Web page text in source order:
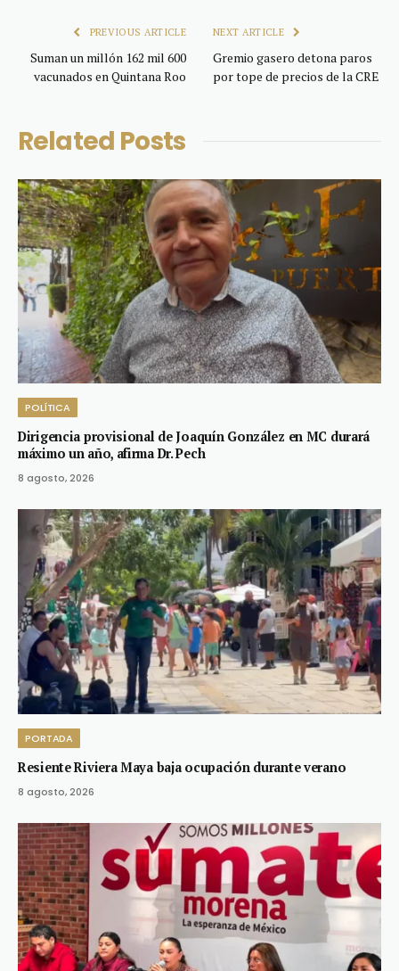
PREVIOUS ARTICLE
Suman un millón 162 mil 600
vacunados en Quintana Roo
NEXT ARTICLE
Gremio gasero detona paros
por tope de precios de la CRE
Related Posts
POLÍTICA
Dirigencia provisional de Joaquín González en MC durará
máximo un año, afirma Dr. Pech
8 agosto, 2026
PORTADA
Resiente Riviera Maya baja ocupación durante verano
8 agosto, 2026